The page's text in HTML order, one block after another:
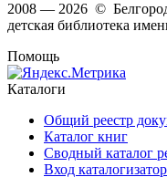
2008 — 2026 ©
детская библиотека
Помощь
Каталоги
Общий реестр
Каталог книг
Сводный каталог
Вход